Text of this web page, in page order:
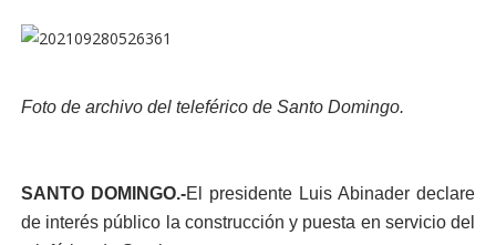
Foto de archivo del teleférico de Santo Domingo.
SANTO DOMINGO.-El presidente Luis Abinader declare
de interés público la construcción y puesta en servicio del